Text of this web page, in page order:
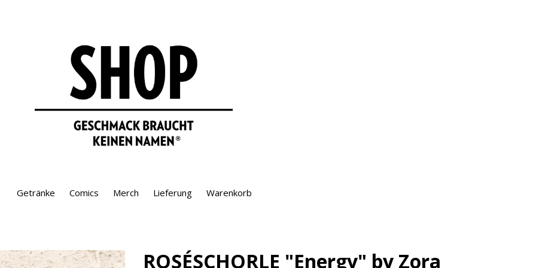
Getränke Comics Merch Lieferung Warenkorb
ROSÉSCHORLE "Energy" by Zora